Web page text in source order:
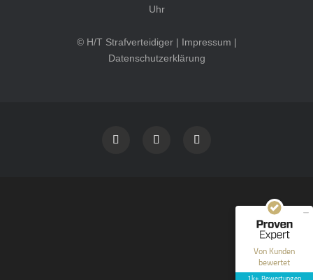
Uhr
© H/T Strafverteidiger | Impressum |
Datenschutzerklärung
Von Kunden
bewertet
1k+ Bewertungen
40
Bewertungen auf
ProvenExpert.com